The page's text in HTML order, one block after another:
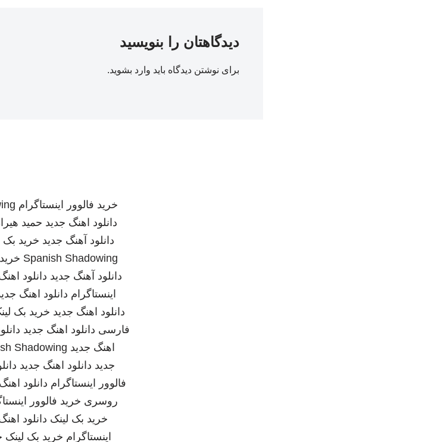
دیدگاهتان را بنویسید
برای نوشتن دیدگاه باید وارد بشوید.
خرید فالوور اینستاگرام
دانلود اهنگ جدید حمید
دانلود آهنگ جدید خرید بک
Spanish Shadowing
دانلود آهنگ جدید دانلود
اینستاگرام دانلود اهنگ
دانلود اهنگ جدید خرید بک
فارسی دانلود اهنگ جدید
اهنگ جدید Shadowing
جدید دانلود اهنگ جدید
فالوور اینستاگرام دانلود
روسری خرید فالوور
خرید بک لینک دانلود
اینستاگرام خرید بک لینک